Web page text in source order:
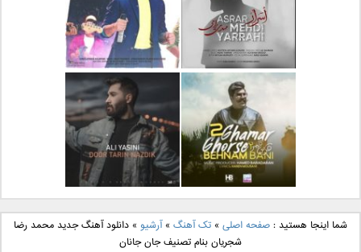
دانلود آهنگ جدید مهدی
یراحی بنام اسرار
دانلود آهنگ جدید فرزاد
فرزین بنام آتیش
دانلود آهنگ جدید بهنام
بانی بنام قرص قمر 2
دانلود آهنگ جدید علی
یاسینی بنام دورترین نزدیک
شما اینجا هستید :صفحه اصلی »تک آهنگ »آرشیو »دانلود آهنگ جدید محمد رضا
شجریان بنام تصنیف جان جانان